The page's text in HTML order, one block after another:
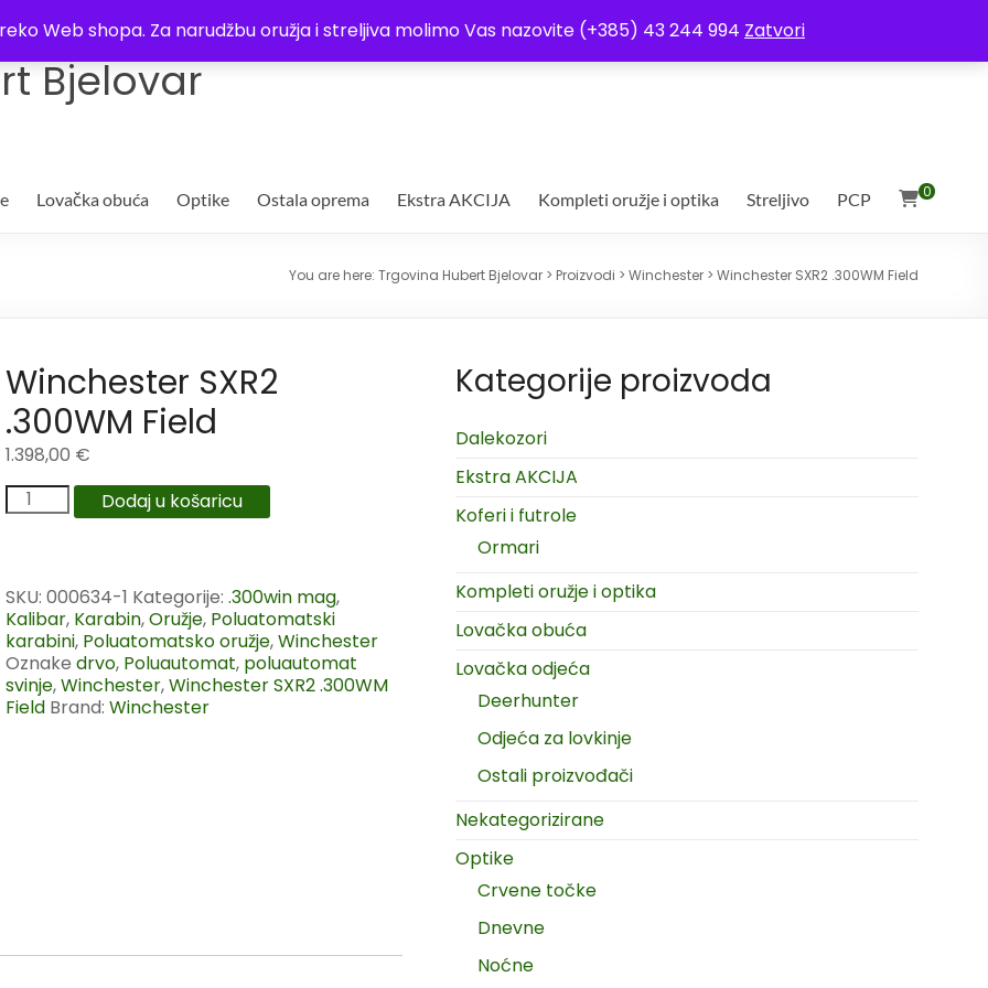
Web shopa. Za narudžbu oružja i streljiva molimo Vas nazovite (+385) 43 244 994 Zatvori
Uvjeti poslovanja
Bjelovar
0
Lovačka obuća Optike Ostala oprema Ekstra AKCIJA Kompleti oružje i optika Streljivo PCP
You are here: Trgovina Hubert Bjelovar > Proizvodi > Winchester > Winchester SXR2 .300WM Field
Winchester SXR2
.300WM Field
1.398,00 €
Dodaj u košaricu
SKU: 000634-1 Kategorije: .300win mag,
Kalibar, Karabin,Oružje, Poluatomatski
karabini, Poluatomatsko oružje,Winchester
Oznake drvo, Poluautomat, poluautomat
svinje,Winchester,Winchester SXR2 .300WM
Field Brand: Winchester
Kategorije proizvoda
Dalekozori
Ekstra AKCIJA
Koferi i futrole
Ormari
Kompleti oružje i optika
Lovačka obuća
Lovačka odjeća
Deerhunter
Odjeća za lovkinje
Ostali proizvođači
Nekategorizirane
Optike
Crvene točke
Dnevne
Noćne